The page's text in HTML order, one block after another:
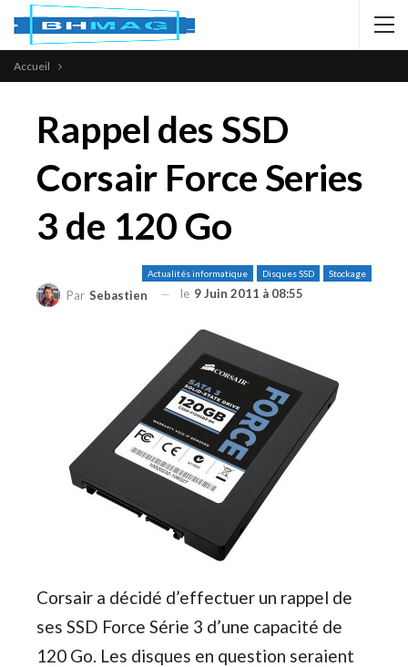
Accueil
Rappel des SSD
Corsair Force Series
3 de 120 Go
Actualités informatique Disques SSD Stockage
Par Sebastien le 9 Juin 2011 à 08:55
Corsair a décidé d’effectuer un rappel de
ses SSD Force Série 3 d’une capacité de
120 Go. Les disques en question seraient